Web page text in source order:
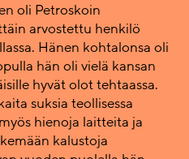
oli Petroskoin
arvostettu henkilö
Hänen kohtalonsa oli
hän oli vielä kansan
hyvät olot tehtaassa.
suksia teollisessa
hienoja laitteita ja
kalustoja